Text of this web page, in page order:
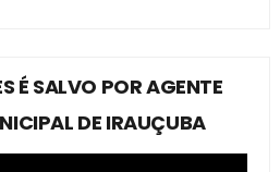
É SALVO POR AGENTE
DE IRAUÇUBA